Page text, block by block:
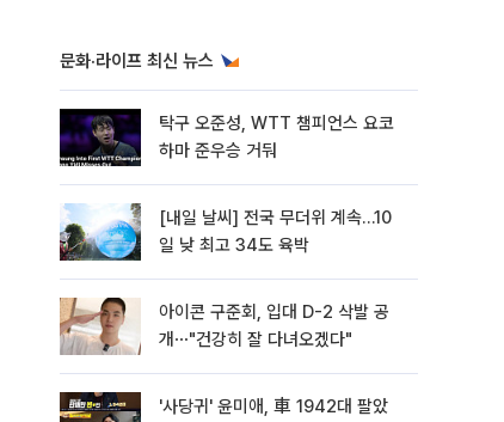
문화·라이프 최신 뉴스
탁구 오준성, WTT 챔피언스 요코
하마 준우승 거둬
[내일 날씨] 전국 무더위 계속…10
일 낮 최고 34도 육박
아이콘 구준회, 입대 D-2 삭발 공
개⋯"건강히 잘 다녀오겠다"
'사당귀' 윤미애, 車 1942대 팔았